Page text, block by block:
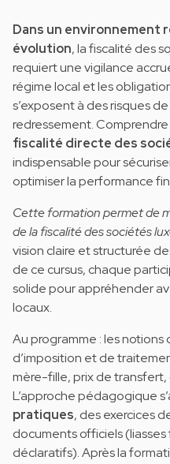
Dans un environnement
évolution, la fiscalité des
requiert une vigilance
régime local et les
s’exposent à des risques
redressement.
fiscalité directe des
indispensable pour
optimiser la performance
Cette formation permet de
de la fiscalité des sociétés
vision claire et structurée
de ce cursus, chaque
solide pour appréhender
locaux.
Au programme : les notions
d’imposition et de
mère-fille, prix de transfert,
L’approche pédagogique
pratiques, des exercices
documents officiels (liasses
déclaratifs). Après la